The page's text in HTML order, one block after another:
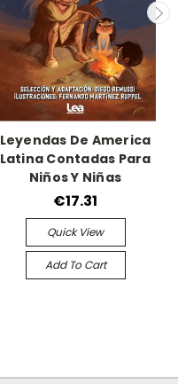
Leyendas De America
Latina Contadas Para
Niños Y Niñas
€17.31
Quick View
Add To Cart